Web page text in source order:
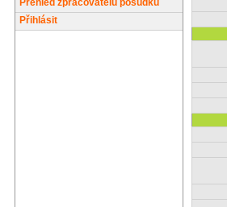
Přehled zpracovatelů posudků
Přihlásit